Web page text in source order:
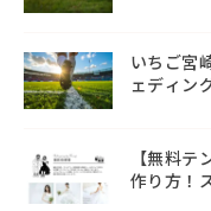
いちご宮
ェディン
【無料テ
作り方！